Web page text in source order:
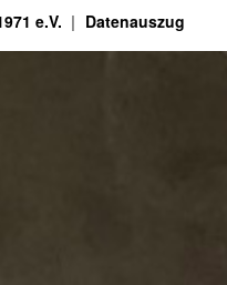
e.V. Datenauszug